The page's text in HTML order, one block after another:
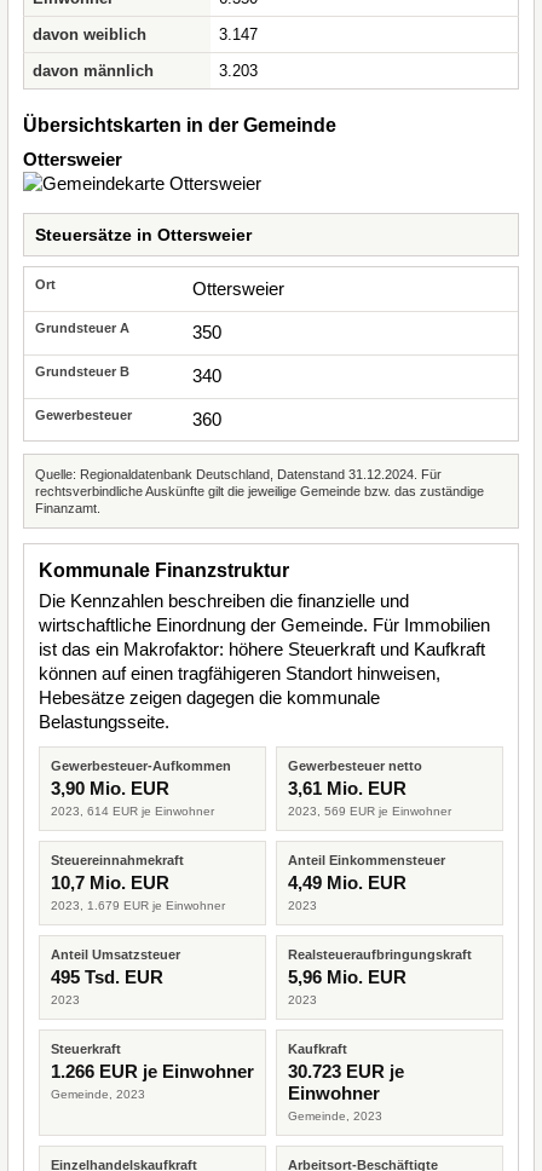
davon weiblich
3.147
davon männlich
3.203
Übersichtskarten in der Gemeinde
Ottersweier
Steuersätze in Ottersweier
Ottersweier
350
340
360
Quelle: Regionaldatenbank Deutschland, Datenstand 31.12.2024. Für
rechtsverbindliche Auskünfte gilt die jeweilige Gemeinde bzw. das zuständige
Finanzamt.
Kommunale Finanzstruktur
Die Kennzahlen beschreiben die finanzielle und
wirtschaftliche Einordnung der Gemeinde. Für Immobilien
ist das ein Makrofaktor: höhere Steuerkraft und Kaufkraft
können auf einen tragfähigeren Standort hinweisen,
Hebesätze zeigen dagegen die kommunale
Belastungsseite.
Gewerbesteuer-Aufkommen
3,90 Mio. EUR
2023, 614 EUR je Einwohner
Gewerbesteuer netto
3,61 Mio. EUR
2023, 569 EUR je Einwohner
Steuereinnahmekraft
10,7 Mio. EUR
2023, 1.679 EUR je Einwohner
Anteil Einkommensteuer
4,49 Mio. EUR
2023
Anteil Umsatzsteuer
495 Tsd. EUR
2023
Realsteueraufbringungskraft
5,96 Mio. EUR
2023
Steuerkraft
1.266 EUR je Einwohner
Gemeinde, 2023
Kaufkraft
30.723 EUR je
Einwohner
Gemeinde, 2023
Einzelhandelskaufkraft Arbeitsort-Beschäftigte